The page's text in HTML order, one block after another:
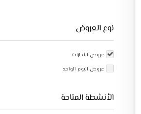
نوع العروض
عروض الأجازات
عروض اليوم الواحد
الأنشطة المتاحة